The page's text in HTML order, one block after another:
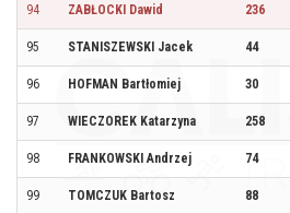
94 ZABŁOCKI Dawid 236
95 STANISZEWSKI Jacek 44
96 HOFMAN Bartłomiej 30
97 WIECZOREK Katarzyna 258
98 FRANKOWSKI Andrzej 74
99 TOMCZUK Bartosz 88